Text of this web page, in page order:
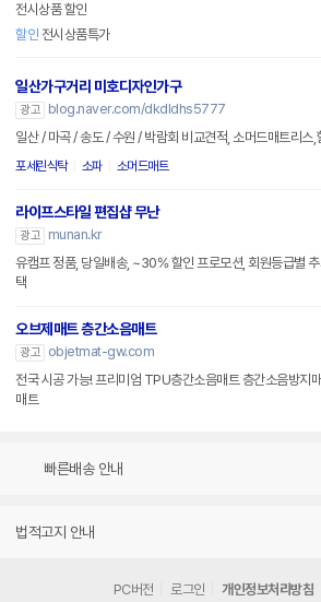
전시상품 할인
할인 전시상품특가
일산가구거리 미호디자인가구
광고
blog.naver.com/dkdldhs5777
일산 / 마곡 / 송도 / 수원 / 박람회 비교견적, 소머드
포세린식탁 소파 소머드매트
라이프스타일 편집샵 무난
광고
munan.kr
유캠프 정품, 당일배송, ~30% 할인 프로모션, 회원등급별 추
택
오브제매트 층간소음매트
광고
objetmat-gw.com
전국 시공 가능! 프리미엄 TPU층간소음매트 층간소음방지
매트
빠른배송 안내
법적고지 안내
PC버전 로그인 개인정보처리방침